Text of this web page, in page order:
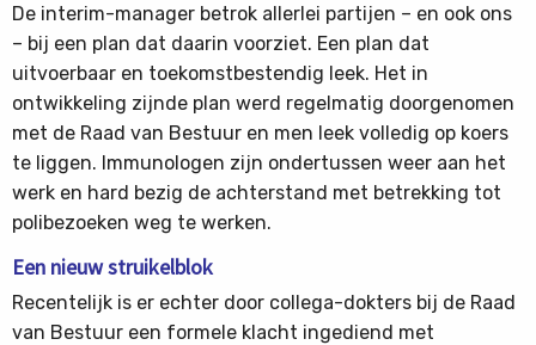
De interim-manager betrok allerlei partijen – en ook ons
– bij een plan dat daarin voorziet. Een plan dat
uitvoerbaar en toekomstbestendig leek. Het in
ontwikkeling zijnde plan werd regelmatig doorgenomen
met de Raad van Bestuur en men leek volledig op koers
te liggen. Immunologen zijn ondertussen weer aan het
werk en hard bezig de achterstand met betrekking tot
polibezoeken weg te werken.
Een nieuw struikelblok
Recentelijk is er echter door collega-dokters bij de Raad
van Bestuur een formele klacht ingediend met